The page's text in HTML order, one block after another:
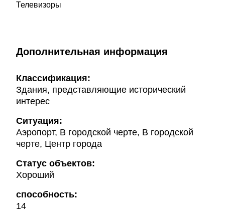
Телевизоры
Дополнительная информация
Классификация:
Здания, представляющие исторический
интерес
Ситуация:
Аэропорт, В городской черте, В городской
черте, Центр города
Статус объектов:
Хороший
способность:
14